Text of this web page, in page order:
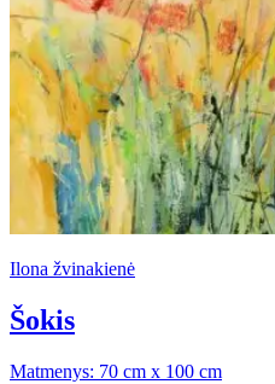
Ilona žvinakienė
Šokis
Matmenys: 70 cm x 100 cm